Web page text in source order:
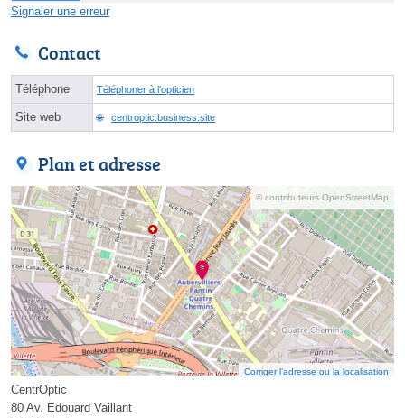
Signaler une erreur
Contact
Téléphone Téléphoner à l'opticien
Site web centroptic.business.site
Plan et adresse
© contributeurs OpenStreetMap
Corriger l’adresse ou la localisation
CentrOptic
80 Av. Edouard Vaillant